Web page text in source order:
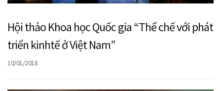
Hội thảo Khoa học Quốc gia “Thể chế với phát
triển kinhtế ở Việt Nam”
10/01/2018